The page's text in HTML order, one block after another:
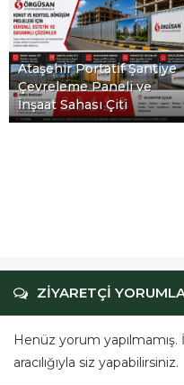
Portatif Şantiye
Paneli ve
Sahası Çiti
ZİYARETÇİ
Henüz yorum
aracılığıyla siz yapabilirsiniz.